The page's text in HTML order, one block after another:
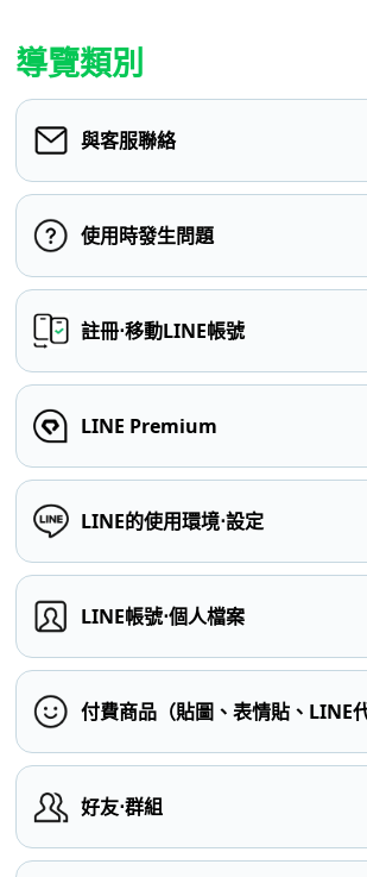
導覽類別
與客服聯絡
使用時發生問題
註冊⋅移動LINE帳號
LINE Premium
LINE的使用環境⋅設定
LINE帳號⋅個人檔案
付費商品（貼圖、表情貼、LINE代
好友⋅群組